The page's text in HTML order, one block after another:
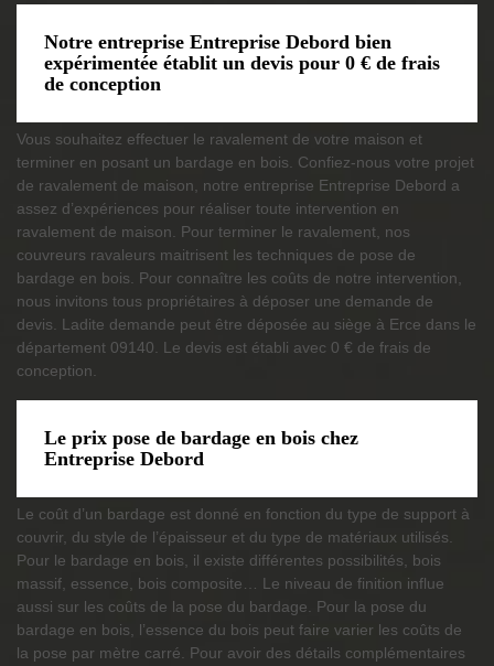
Notre entreprise Entreprise Debord bien
expérimentée établit un devis pour 0 € de frais
de conception
Vous souhaitez effectuer le ravalement de votre maison et
terminer en posant un bardage en bois. Confiez-nous votre projet
de ravalement de maison, notre entreprise Entreprise Debord a
assez d’expériences pour réaliser toute intervention en
ravalement de maison. Pour terminer le ravalement, nos
couvreurs ravaleurs maitrisent les techniques de pose de
bardage en bois. Pour connaître les coûts de notre intervention,
nous invitons tous propriétaires à déposer une demande de
devis. Ladite demande peut être déposée au siège à Erce dans le
département 09140. Le devis est établi avec 0 € de frais de
conception.
Le prix pose de bardage en bois chez
Entreprise Debord
Le coût d’un bardage est donné en fonction du type de support à
couvrir, du style de l’épaisseur et du type de matériaux utilisés.
Pour le bardage en bois, il existe différentes possibilités, bois
massif, essence, bois composite… Le niveau de finition influe
aussi sur les coûts de la pose du bardage. Pour la pose du
bardage en bois, l’essence du bois peut faire varier les coûts de
la pose par mètre carré. Pour avoir des détails complémentaires